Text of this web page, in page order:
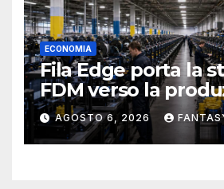
ECONOMIA
Fila Edge porta la
FDM verso la
industriale di serie
AGOSTO 6, 2026